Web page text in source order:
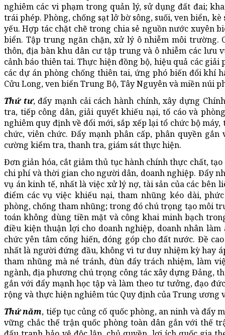
nghiêm các vi phạm trong quản lý, sử dụng đất đai;
trái phép. Phòng, chống sạt lở bờ sông, suối, ven biển,
yếu. Hợp tác chặt chẽ trong chia sẻ nguồn nước xuyên
biển. Tập trung ngăn chặn, xử lý ô nhiễm môi trường.
thôn, địa bàn khu dân cư tập trung và ô nhiễm các lưu
cảnh báo thiên tai. Thực hiện đồng bộ, hiệu quả các
các dự án phòng chống thiên tai, ứng phó biến đổi khí
Cửu Long, ven biển Trung Bộ, Tây Nguyên và miền núi
Thứ tư, đẩy mạnh cải cách hành chính, xây dựng
tra, tiếp công dân, giải quyết khiếu nại, tố cáo và
nghiêm quy định về đổi mới, sắp xếp lại tổ chức bộ
chức, viên chức. Đẩy mạnh phân cấp, phân quyền
cường kiểm tra, thanh tra, giám sát thực hiện.
Đơn giản hóa, cắt giảm thủ tục hành chính thực chất,
chi phí và thời gian cho người dân, doanh nghiệp. Đẩy
vụ án kinh tế, nhất là việc xử lý nợ, tài sản của các bên
điểm các vụ việc khiếu nại, tham nhũng kéo dài,
phòng, chống tham nhũng; trong đó chú trọng tạo môi
toán không dùng tiền mặt và công khai minh bạch
điều kiện thuận lợi cho doanh nghiệp, doanh nhân làm
chức yên tâm cống hiến, đóng góp cho đất nước. Đề
nhất là người đứng đầu, không vì tư duy nhiệm kỳ hay
tham nhũng mà né tránh, đùn đẩy trách nhiệm, làm
ngành, địa phương chú trọng công tác xây dựng Đảng,
gắn với đẩy mạnh học tập và làm theo tư tưởng, đạo
rộng và thực hiện nghiêm túc Quy định của Trung ương
Thứ năm, tiếp tục củng cố quốc phòng, an ninh và đẩy
vững chắc thế trận quốc phòng toàn dân gắn với thế